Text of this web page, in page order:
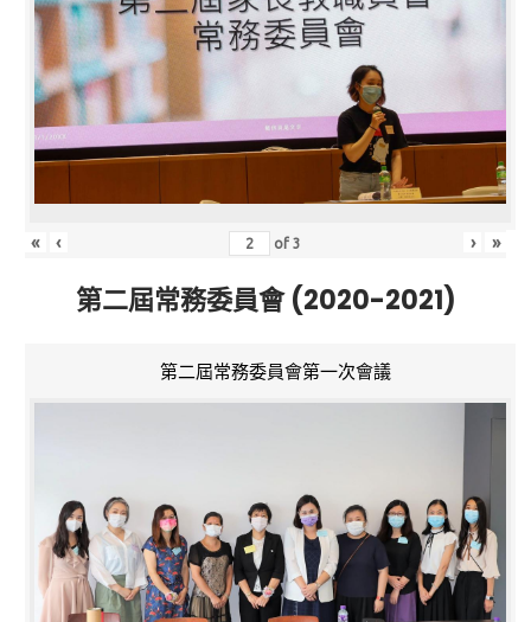
« ‹ of3 › »
第二屆常務委員會 (2020-2021)
第二屆常務委員會第一次會議